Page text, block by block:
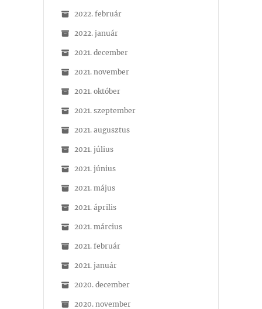
2022. február
2022. január
2021. december
2021. november
2021. október
2021. szeptember
2021. augusztus
2021. július
2021. június
2021. május
2021. április
2021. március
2021. február
2021. január
2020. december
2020. november